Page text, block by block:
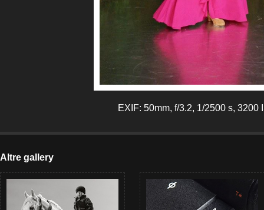
EXIF: 50mm, f/3.2, 1/2500 s, 3200
Altre gallery